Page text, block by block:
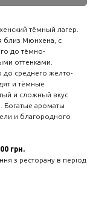
тёмный лагер.
близ Мюнхена, с
до тёмно-
оттенками.
до среднего жёлто-
и тёмные
и сложный вкус
Богатые ароматы
и благородного
грн.
з ресторану в період